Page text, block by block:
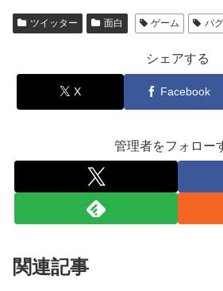
ツイッター 面白 ゲーム バグ
シェアする
X Facebook
管理者をフォロー
関連記事